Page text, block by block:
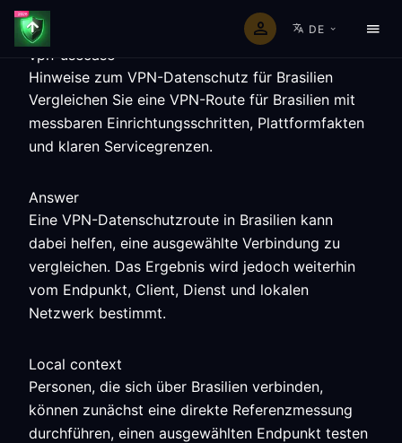
DE
vpn-usecase
Hinweise zum VPN-Datenschutz für Brasilien
Vergleichen Sie eine VPN-Route für Brasilien mit
messbaren Einrichtungsschritten, Plattformfakten
und klaren Servicegrenzen.
Answer
Eine VPN-Datenschutzroute in Brasilien kann
dabei helfen, eine ausgewählte Verbindung zu
vergleichen. Das Ergebnis wird jedoch weiterhin
vom Endpunkt, Client, Dienst und lokalen
Netzwerk bestimmt.
Local context
Personen, die sich über Brasilien verbinden,
können zunächst eine direkte Referenzmessung
durchführen, einen ausgewählten Endpunkt testen